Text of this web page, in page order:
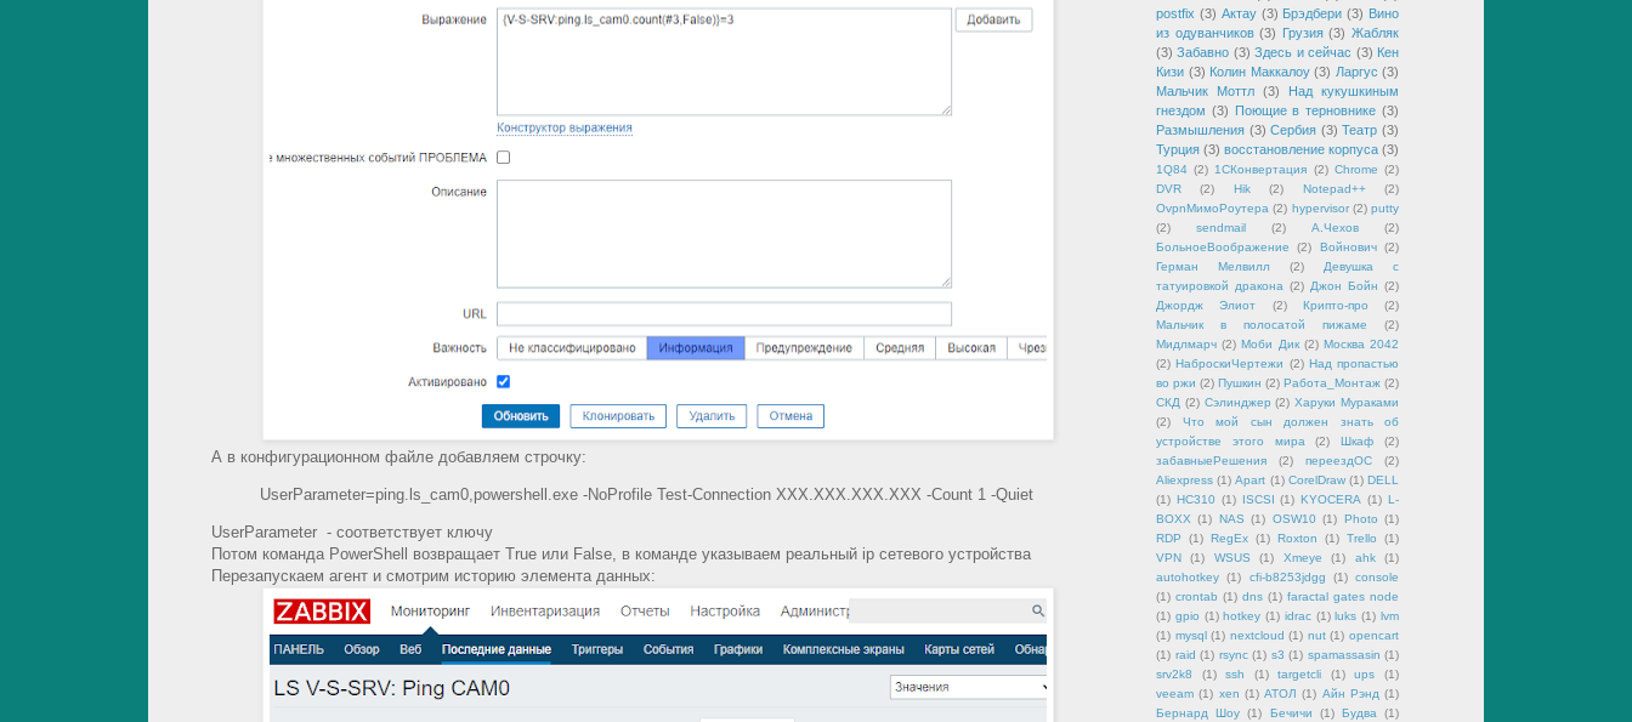
А в конфигурационном файле добавляем строчку:
UserParameter=ping.ls_cam0,powershell.exe -NoProfile Test-Connection XXX.XXX.XXX.XXX -Count 1 -Quiet
UserParameter - соответствует ключу
Потом команда PowerShell возвращает True или False, в команде указываем реальный ip сетевого устройства
Перезапускаем агент и смотрим историю элемента данных:
postfix (3) Актау (3) Брэдбери (3) Вино
из одуванчиков (3) Грузия (3) Жабляк
(3) Забавно (3) Здесь и сейчас (3) Кен
Кизи (3) Колин Маккалоу (3) Ларгус (3)
Мальчик Моттл (3)
Над кукушкиным
гнездом (3) Поющие в терновнике (3)
Размышления (3) Сербия (3) Театр (3)
Турция (3) восстановление корпуса (3)
1Q84 (2) 1СКонвертация (2) Chrome (2)
DVR
(2) Hik (2) Notepad++
(2)
OvpnМимоРоутера (2) hypervisor (2) putty
(2)
sendmail (2) А.Чехов
(2)
БольноеВоображение
(2) Войнович (2)
Герман Мелвилл
(2)
Девушка с
татуировкой дракона (2) Джон Бойн (2)
Джордж Элиот
(2) Крипто-про
(2)
Мальчик в полосатой пижаме
(2)
Мидлмарч (2) Моби Дик (2) Москва 2042
(2) НаброскиЧертежи (2) Над пропастью
во ржи (2) Пушкин (2) Работа_Монтаж (2)
СКД (2) Сэлинджер (2) Харуки Мураками
(2)
Что мой сын должен знать об
устройстве этого мира
(2) Шкаф
(2)
забавныеРешения
(2) переездОС
(2)
Aliexpress (1) Apart (1) CorelDraw (1) DELL
(1) HC310 (1) ISCSI (1) KYOCERA (1) L-
BOXX (1) NAS (1) OSW10 (1) Photo (1)
RDP
(1) RegEx (1) Roxton (1) Trello
(1)
VPN
(1) WSUS (1) Xmeye (1) ahk
(1)
autohotkey (1) cfi-b8253jdgg (1) console
(1) crontab (1) dns (1) faractal gates node
(1) gpio (1) hotkey (1) idrac (1) luks (1) lvm
(1) mysql (1) nextcloud (1) nut (1) opencart
(1) raid (1) rsync (1) s3 (1) spamassasin (1)
srv2k8
(1) ssh (1) targetcli (1) ups
(1)
veeam (1) xen (1) АТОЛ (1) Айн Рэнд (1)
Бернард Шоу (1) Бечичи (1) Будва (1)